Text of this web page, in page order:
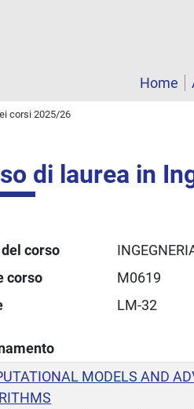
Home
corsi 2025/26
di laurea in
corso
corso
M0619
LM-32
MODELS AND